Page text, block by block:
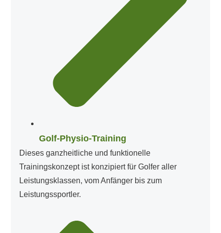
Golf-Physio-Training
Dieses ganzheitliche und funktionelle
Trainingskonzept ist konzipiert für Golfer aller
Leistungsklassen, vom Anfänger bis zum
Leistungssportler.